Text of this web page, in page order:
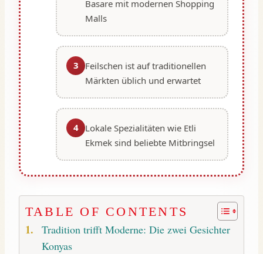
Basare mit modernen Shopping
Malls
3
Feilschen ist auf traditionellen
Märkten üblich und erwartet
4
Lokale Spezialitäten wie Etli
Ekmek sind beliebte Mitbringsel
TABLE OF CONTENTS
Tradition trifft Moderne: Die zwei Gesichter
Konyas